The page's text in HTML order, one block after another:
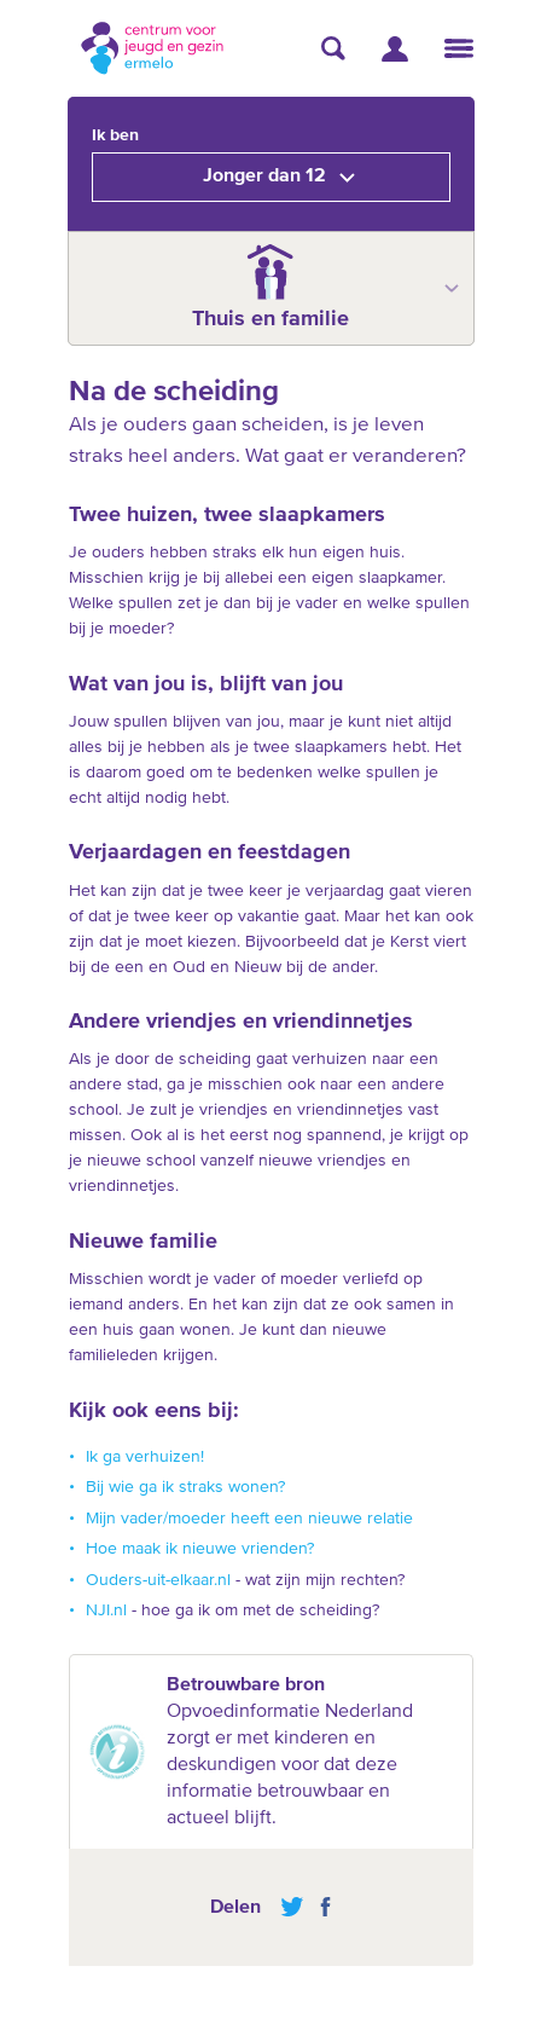
Ik ben
Jonger dan 12
Thuis en familie
Na de scheiding
Als je ouders gaan scheiden, is je leven
straks heel anders. Wat gaat er veranderen?
Twee huizen, twee slaapkamers
Je ouders hebben straks elk hun eigen huis.
Misschien krijg je bij allebei een eigen slaapkamer.
Welke spullen zet je dan bij je vader en welke spullen
bij je moeder?
Wat van jou is, blijft van jou
Jouw spullen blijven van jou, maar je kunt niet altijd
alles bij je hebben als je twee slaapkamers hebt. Het
is daarom goed om te bedenken welke spullen je
echt altijd nodig hebt.
Verjaardagen en feestdagen
Het kan zijn dat je twee keer je verjaardag gaat vieren
of dat je twee keer op vakantie gaat. Maar het kan ook
zijn dat je moet kiezen. Bijvoorbeeld dat je Kerst viert
bij de een en Oud en Nieuw bij de ander.
Andere vriendjes en vriendinnetjes
Als je door de scheiding gaat verhuizen naar een
andere stad, ga je misschien ook naar een andere
school. Je zult je vriendjes en vriendinnetjes vast
missen. Ook al is het eerst nog spannend, je krijgt op
je nieuwe school vanzelf nieuwe vriendjes en
vriendinnetjes.
Nieuwe familie
Misschien wordt je vader of moeder verliefd op
iemand anders. En het kan zijn dat ze ook samen in
een huis gaan wonen. Je kunt dan nieuwe
familieleden krijgen.
Kijk ook eens bij:
Ik ga verhuizen!
Bij wie ga ik straks wonen?
Mijn vader/moeder heeft een nieuwe relatie
Hoe maak ik nieuwe vrienden?
Ouders-uit-elkaar.nl - wat zijn mijn rechten?
NJI.nl - hoe ga ik om met de scheiding?
Betrouwbare bron
Opvoedinformatie Nederland
zorgt er met kinderen en
deskundigen voor dat deze
informatie betrouwbaar en
actueel blijft.
Delen